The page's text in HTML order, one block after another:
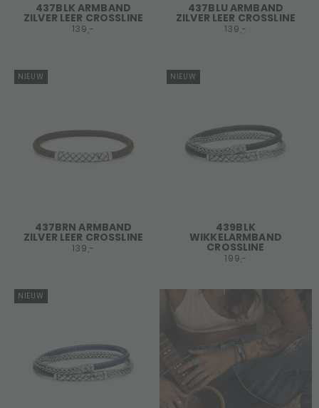
437BLK ARMBAND
ZILVER LEER CROSSLINE
139,-
437BLU ARMBAND
ZILVER LEER CROSSLINE
139,-
NIEUW
437BRN ARMBAND
ZILVER LEER CROSSLINE
139,-
NIEUW
439BLK
WIKKELARMBAND
CROSSLINE
199,-
NIEUW